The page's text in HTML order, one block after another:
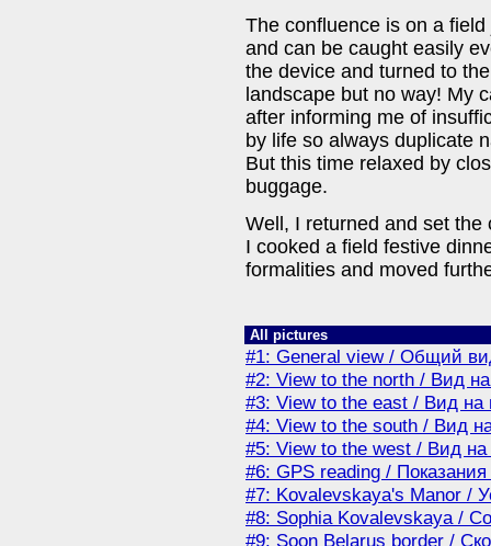
The confluence is on a
and can be caught easily
the device and turned to
landscape but no way! My
after informing me of
by life so always duplicate
But this time relaxed by
buggage.
Well, I returned and set
I cooked a field festive
formalities and moved
All pictures
#1: General view / Общий
#2: View to the north / Вид
#3: View to the east / Вид на
#4: View to the south / Вид
#5: View to the west / Вид на
#6: GPS reading / Показания
#7: Kovalevskaya's Manor /
#8: Sophia Kovalevskaya /
#9: Soon Belarus border /